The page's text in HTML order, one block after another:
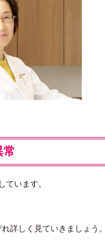
常
ています。
詳しく見ていきましょう。